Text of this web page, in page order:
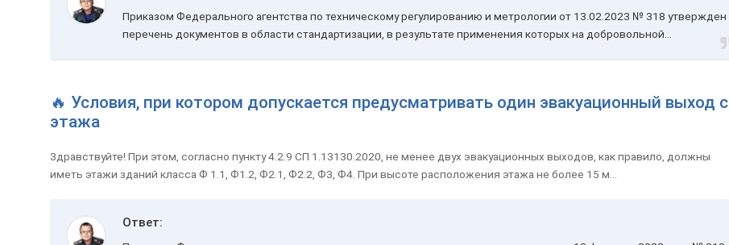
Приказом Федерального агентства по техническому регулированию и метрологии от 13.02.2023 № 318 утвержден
перечень документов в области стандартизации, в результате применения которых на добровольной...
🔥 Условия, при котором допускается предусматривать один эвакуационный выход с
этажа
Здравствуйте! При этом, согласно пункту 4.2.9 СП 1.13130.2020, не менее двух эвакуационных выходов, как правило, должны
иметь этажи зданий класса Ф 1.1, Ф1.2, Ф2.1, Ф2.2, ФЗ, Ф4. При высоте расположения этажа не более 15 м...
Ответ: